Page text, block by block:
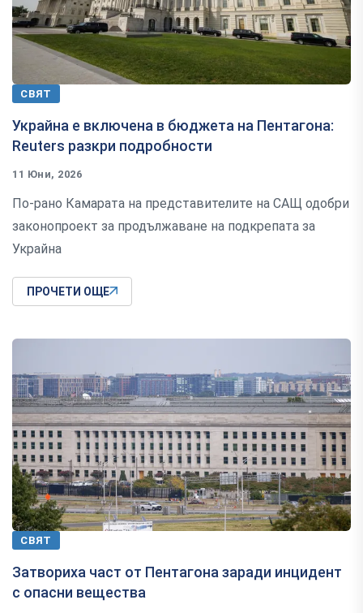
СВЯТ
Украйна е включена в бюджета на Пентагона:
Reuters разкри подробности
11 Юни, 2026
По-рано Камарата на представителите на САЩ одобри
законопроект за продължаване на подкрепата за
Украйна
ПРОЧЕТИ ОЩЕ
СВЯТ
Затвориха част от Пентагона заради инцидент
с опасни вещества